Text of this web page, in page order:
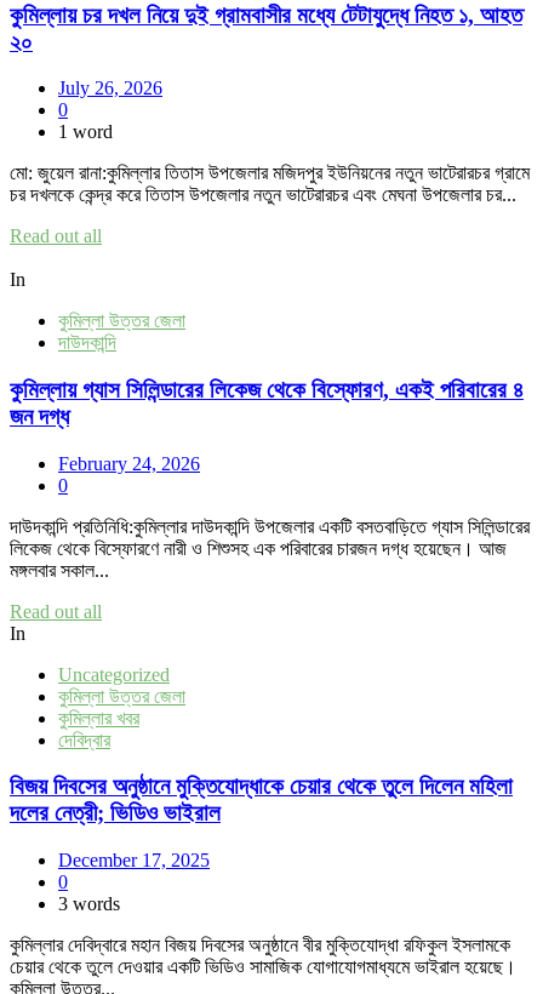
কুমিল্লায় চর দখল নিয়ে দুই গ্রামবাসীর মধ্যে টেটাযুদ্ধে নিহত ১, আহত
২০
July 26, 2026
0
1 word
মো: জুয়েল রানা:কুমিল্লার তিতাস উপজেলার মজিদপুর ইউনিয়নের নতুন ভাটেরারচর গ্রামে
চর দখলকে কেন্দ্র করে তিতাস উপজেলার নতুন ভাটেরারচর এবং মেঘনা উপজেলার চর...
Read out all
In
কুমিল্লা উত্তর জেলা
দাউদকান্দি
কুমিল্লায় গ্যাস সিলিন্ডারের লিকেজ থেকে বিস্ফোরণ, একই পরিবারের ৪
জন দগ্ধ
February 24, 2026
0
দাউদকান্দি প্রতিনিধি:কুমিল্লার দাউদকান্দি উপজেলার একটি বসতবাড়িতে গ্যাস সিলিন্ডারের
লিকেজ থেকে বিস্ফোরণে নারী ও শিশুসহ এক পরিবারের চারজন দগ্ধ হয়েছেন। আজ
মঙ্গলবার সকাল...
Read out all
In
Uncategorized
কুমিল্লা উত্তর জেলা
কুমিল্লার খবর
দেবিদ্বার
বিজয় দিবসের অনুষ্ঠানে মুক্তিযোদ্ধাকে চেয়ার থেকে তুলে দিলেন মহিলা
দলের নেত্রী; ভিডিও ভাইরাল
December 17, 2025
0
3 words
কুমিল্লার দেবিদ্বারে মহান বিজয় দিবসের অনুষ্ঠানে বীর মুক্তিযোদ্ধা রফিকুল ইসলামকে
চেয়ার থেকে তুলে দেওয়ার একটি ভিডিও সামাজিক যোগাযোগমাধ্যমে ভাইরাল হয়েছে।
কুমিল্লা উত্তর...